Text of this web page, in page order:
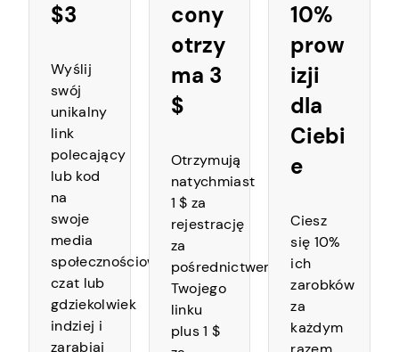
$3
Wyślij
swój
unikalny
link
polecający
lub kod
na
swoje
media
społecznościowe,
czat lub
gdziekolwiek
indziej i
zarabiaj
cony
otrzy
ma 3
$
Otrzymują
natychmiast
1 $ za
rejestrację
za
pośrednictwem
Twojego
linku
plus 1 $
10%
prow
izji
dla
Ciebi
e
Ciesz
się 10%
ich
zarobków
za
każdym